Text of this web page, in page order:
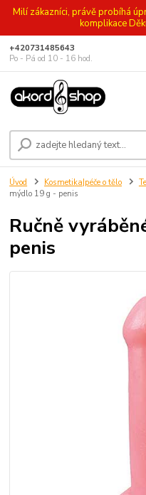
Milí zákazníci, právě probíhá
komplikace
+420731485643
Po - Pá od 10 - 16 hod.
Úvod Kosmetika|péče o tělo
mýdlo 19 g - penis
Ručně
penis